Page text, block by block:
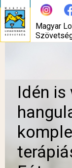
Magyar
Idén is